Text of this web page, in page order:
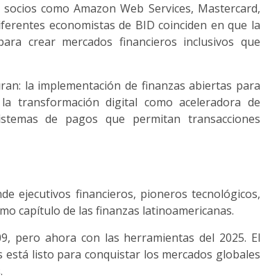
como Amazon Web Services, Mastercard,
economistas de BID coinciden en que la
crear mercados financieros inclusivos que
la implementación de finanzas abiertas para
transformación digital como aceleradora de
de pagos que permitan transacciones
ejecutivos financieros, pioneros tecnológicos,
capítulo de las finanzas latinoamericanas.
pero ahora con las herramientas del 2025. El
está listo para conquistar los mercados globales